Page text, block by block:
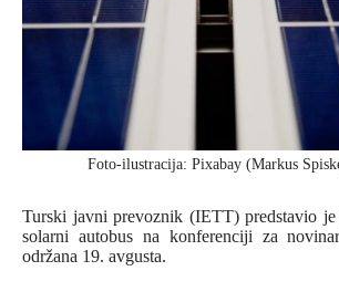
Foto-ilustracija: Pixabay (Markus
Turski javni prevoznik (IETT) predstavio
solarni autobus na konferenciji za
održana 19. avgusta.